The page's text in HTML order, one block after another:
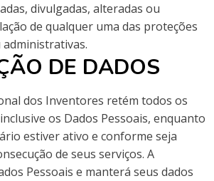
divulgadas, alteradas ou
de qualquer uma das proteções
administrativas.
DE DADOS
dos Inventores retém todos os
os Dados Pessoais, enquanto
estiver ativo e conforme seja
de seus serviços. A
Pessoais e manterá seus dados